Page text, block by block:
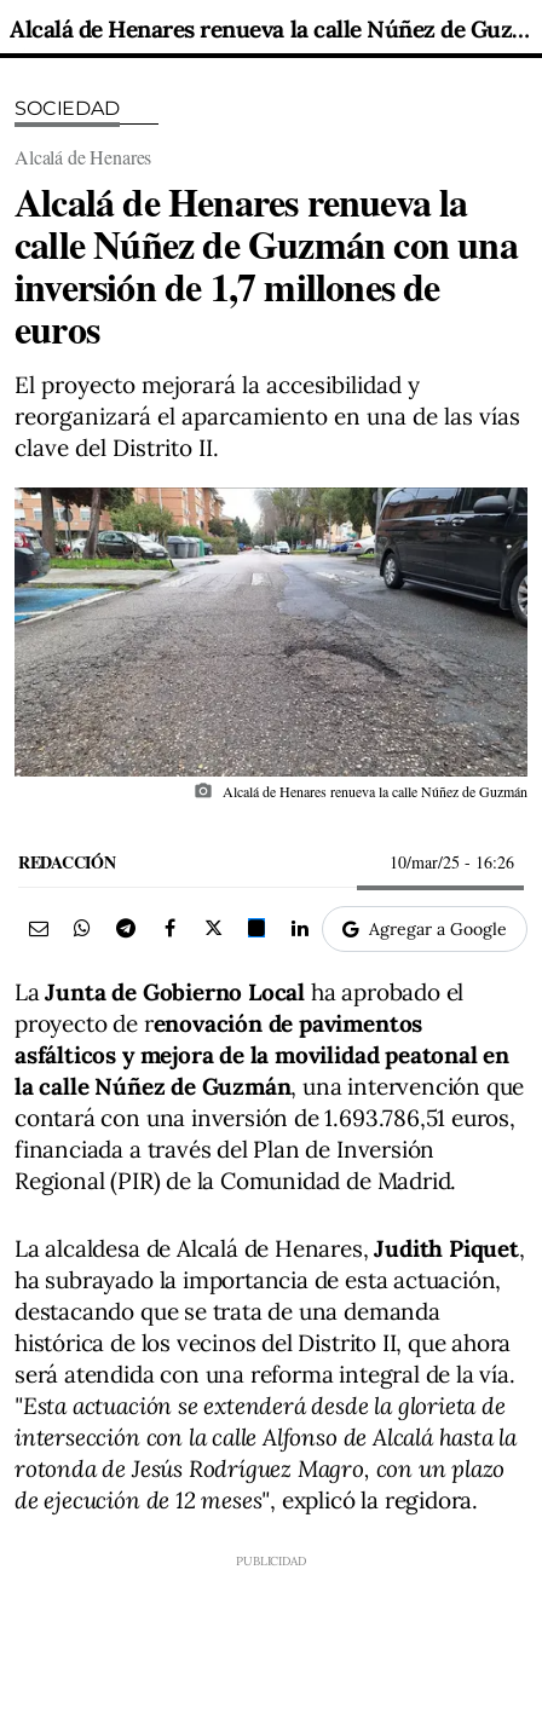
Alcalá de Henares renueva la calle Núñez de Guzmán con una inversión de 1,7 millones de euros
SOCIEDAD
Alcalá de Henares
Alcalá de Henares renueva la
calle Núñez de Guzmán con una
inversión de 1,7 millones de
euros
El proyecto mejorará la accesibilidad y
reorganizará el aparcamiento en una de las vías
clave del Distrito II.
photo_camera Alcalá de Henares renueva la calle Núñez de Guzmán
REDACCIÓN 10/mar/25 - 16:26
Agregar a Google
LaJunta de Gobierno Local ha aprobado el
proyecto de renovación de pavimentos
asfálticos y mejora de la movilidad peatonal en
la calle Núñez de Guzmán, una intervención que
contará con una inversión de 1.693.786,51 euros,
financiada a través del Plan de Inversión
Regional (PIR) de la Comunidad de Madrid.
La alcaldesa de Alcalá de Henares,Judith Piquet,
ha subrayado la importancia de esta actuación,
destacando que se trata de una demanda
histórica de los vecinos del Distrito II, que ahora
será atendida con una reforma integral de la vía.
"Esta actuación se extenderá desde la glorieta de
intersección con la calle Alfonso de Alcalá hasta la
rotonda de Jesús Rodríguez Magro, con un plazo
de ejecución de 12 meses", explicó la regidora.